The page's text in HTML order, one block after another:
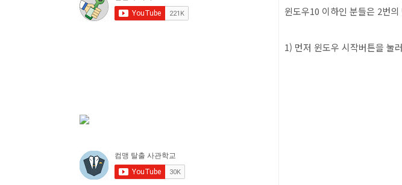
윈도우10 이하인 분들은 2번
1) 먼저 윈도우 시작버튼을 눌